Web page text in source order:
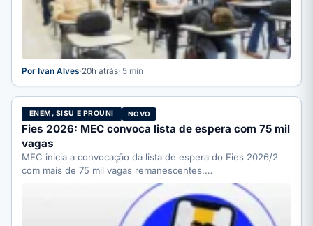
Por Ivan Alves·20h atrás· 5 min
ENEM, SISU E PROUNI NOVO
Fies 2026: MEC convoca lista de espera com 75 mil
vagas
MEC inicia a convocação da lista de espera do Fies 2026/2
com mais de 75 mil vagas remanescentes.…